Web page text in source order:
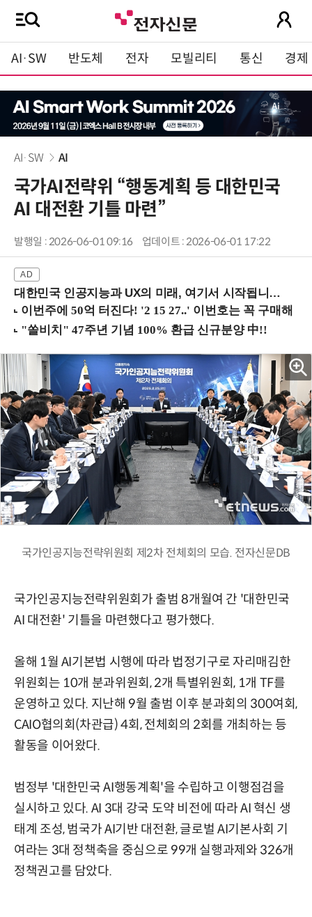
AI·SW 반도체 전자 모빌리티 통신 경제
AI·SW AI
국가AI전략위 “행동계획 등 대한민국
AI 대전환 기틀 마련”
발행일 : 2026-06-01 09:16 업데이트 : 2026-06-01 17:22
대한민국 인공지능과 UX의 미래, 여기서 시작됩니다! (9/2 강남역)
국가인공지능전략위원회 제2차 전체회의 모습. 전자신문DB
국가인공지능전략위원회가 출범 8개월여 간 '대한민국
AI 대전환' 기틀을 마련했다고 평가했다.
올해 1월 AI기본법 시행에 따라 법정기구로 자리매김한
위원회는 10개 분과위원회, 2개 특별위원회, 1개 TF를
운영하고 있다. 지난해 9월 출범 이후 분과회의 300여회,
CAIO협의회(차관급) 4회, 전체회의 2회를 개최하는 등
활동을 이어왔다.
범정부 '대한민국 AI행동계획'을 수립하고 이행점검을
실시하고 있다. AI 3대 강국 도약 비전에 따라 AI 혁신 생
태계 조성, 범국가 AI기반 대전환, 글로벌 AI기본사회 기
여라는 3대 정책축을 중심으로 99개 실행과제와 326개
정책권고를 담았다.